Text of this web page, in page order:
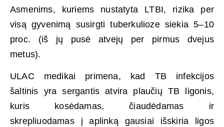
Asmenims, kuriems nustatyta LTBI, rizika per
visą gyvenimą susirgti tuberkulioze siekia 5–10
proc. (iš jų pusė atvejų per pirmus dvejus
metus).
ULAC medikai primena, kad TB infekcijos
šaltinis yra sergantis atvira plaučių TB ligonis,
kuris kosėdamas, čiaudėdamas ir
skrepliuodamas į aplinką gausiai išskiria ligos